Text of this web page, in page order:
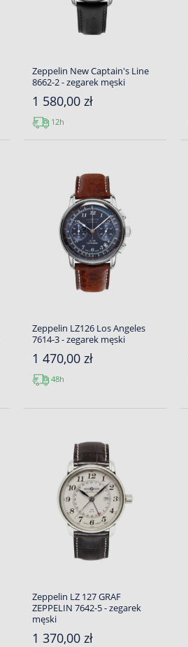
Zeppelin New Captain's Line
8662-2 - zegarek męski
1 580,00 zł
12h
Zeppelin LZ126 Los Angeles
7614-3 - zegarek męski
1 470,00 zł
48h
Zeppelin LZ 127 GRAF
ZEPPELIN 7642-5 - zegarek
męski
1 370,00 zł